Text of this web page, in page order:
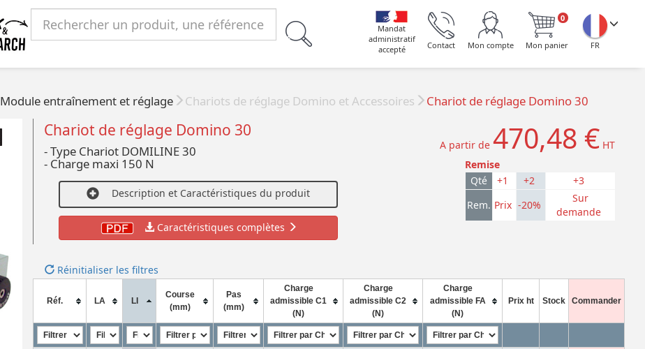
FR
0
Mon panier
Mon compte
Contact
Mandat
administratif
accepté
Module entraînement et réglage Chariots de réglage Domino et Accessoires Chariot de réglage Domino 30
Chariot de réglage Domino 30
- Type Chariot DOMILINE 30
- Charge maxi 150 N
Description et Caractéristiques du produit
Caractéristiques complètes
A partir de 470,48 € HT
Remise
Qté
+1 +2
+3
Rem. Prix -20%
Sur
demande
Réinitialiser les filtres
Réf. LA LI
Course
(mm)
Pas
(mm)
Charge
admissible C1
(N)
Charge
admissible C2
(N)
Charge
admissible FA
(N)
Prix ht Stock Commander